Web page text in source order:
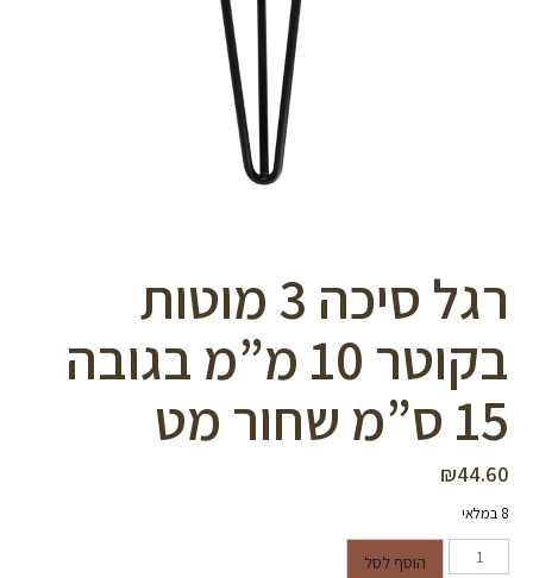
לאפס
את
כל
האפשרויות
cached
רגל סיכה 3 מוטות
בקוטר 10 מ”מ בגובה
15 ס”מ שחור מט
₪44.60
8 במלאי
כמות של רגל סיכה 3 מוטות בקוטרהוסף לסל